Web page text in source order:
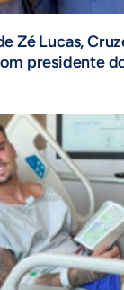
Zé Lucas,
presidente